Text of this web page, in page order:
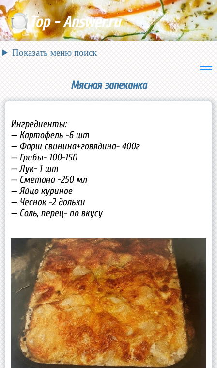
Top - Answer.ru
Показать меню поиск
Мясная запеканка
Ингредиенты:
— Картофель -6 шт
— Фарш свинина+говядина- 400г
— Грибы- 100-150
— Лук- 1 шт
— Сметана -250 мл
— Яйцо куриное
— Чеснок -2 дольки
— Соль, перец- по вкусу